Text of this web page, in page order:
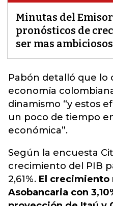
Minutas del
pronósticos de
ser mas ambiciosos
Pabón detalló que lo
economía
dinamismo “y estos
un poco de tiempo
económica”.
Según la encuesta
crecimiento del PIB
2,61%. El crecimiento
Asobancaria con